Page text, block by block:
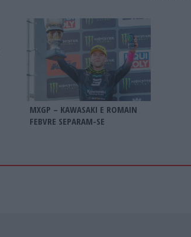
MXGP – KAWASAKI E ROMAIN
FEBVRE SEPARAM-SE